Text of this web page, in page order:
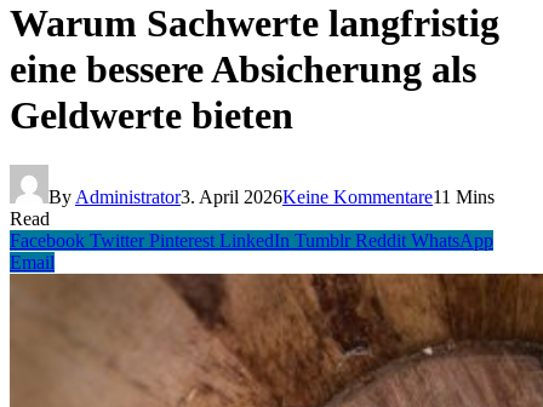
Warum Sachwerte langfristig
eine bessere Absicherung als
Geldwerte bieten
By Administrator3. April 2026Keine Kommentare11 Mins
Read
Facebook Twitter Pinterest LinkedIn Tumblr Reddit WhatsApp
Email